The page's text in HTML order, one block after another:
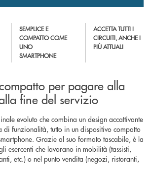
SEMPLICE E
COMPATTO COME
UNO
SMARTPHONE
ACCETTA TUTTI I
CIRCUITI, ANCHE I
PIÙ ATTUALI
per pagare alla
fine del servizio
evoluto che combina un design accattivante
di funzionalità, tutto in un dispositivo compatto
Grazie al suo formato tascabile, è la
esercenti che lavorano in mobilità (tassisti,
etc.) o nel punto vendita (negozi, ristoranti,